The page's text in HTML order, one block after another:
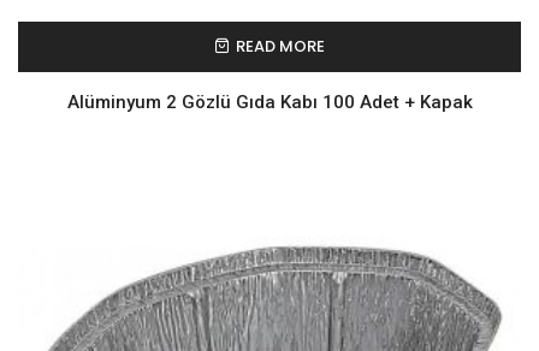
READ MORE
Alüminyum 2 Gözlü Gıda Kabı 100 Adet + Kapak